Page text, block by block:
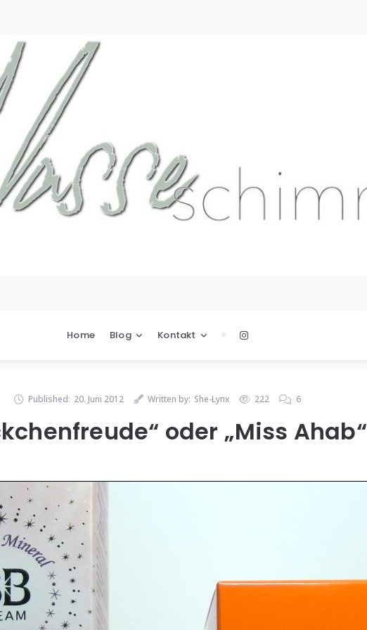
Home Blog Kontakt
Published: 20. Juni 2012 Written by: She-Lynx 222 6
oder „Miss Ahab“